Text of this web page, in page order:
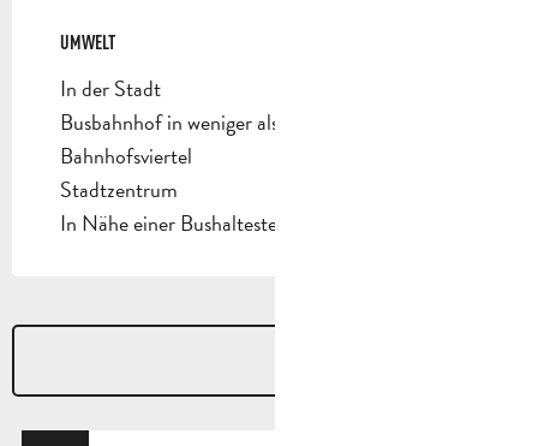
UMWELT
UMWELT
In der Stadt
Busbahnhof in weniger als 500 m
Bahnhofsviertel
Stadtzentrum
In Nähe einer Bushaltestelle